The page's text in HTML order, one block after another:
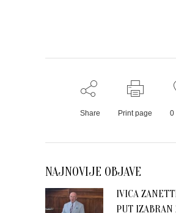
Share Print page 0
NAJNOVIJE OBJAVE
IVICA
PUT IZABRAN